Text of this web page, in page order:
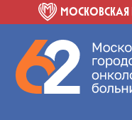
МОСКОВСКАЯ
Главная-Пациентам